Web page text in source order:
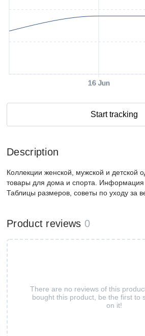
16 Jun
Start tracking
Description
Коллекции женской, мужской и детской
товары для дома и спорта. Информация
Таблицы размеров, советы по уходу за
Product reviews 0
There are no reviews of this
bought this product, be the first to
on it!